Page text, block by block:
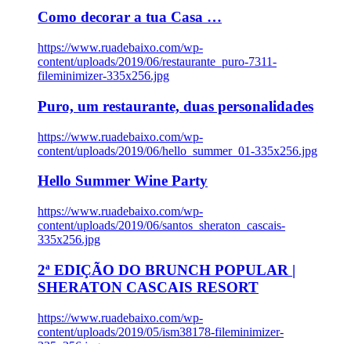
Como decorar a tua Casa …
https://www.ruadebaixo.com/wp-
content/uploads/2019/06/restaurante_puro-7311-
fileminimizer-335x256.jpg
Puro, um restaurante, duas personalidades
https://www.ruadebaixo.com/wp-
content/uploads/2019/06/hello_summer_01-335x256.jpg
Hello Summer Wine Party
https://www.ruadebaixo.com/wp-
content/uploads/2019/06/santos_sheraton_cascais-
335x256.jpg
2ª EDIÇÃO DO BRUNCH POPULAR |
SHERATON CASCAIS RESORT
https://www.ruadebaixo.com/wp-
content/uploads/2019/05/ism38178-fileminimizer-